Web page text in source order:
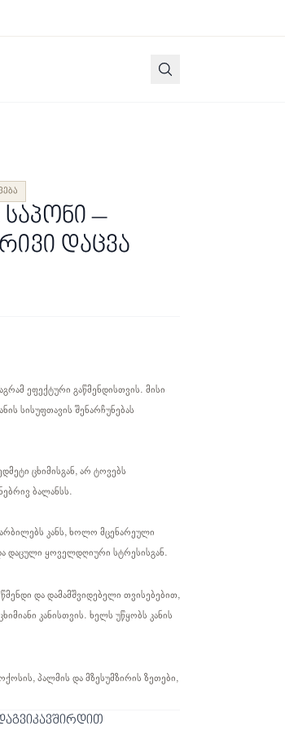
–
დაცვა
ეფექტური გაწმენდისთვის. მისი
სისუფთავის შენარჩუნებას
ცხიმისგან, არ ტოვებს
ბალანსს.
კანს, ხოლო მცენარეული
დაცული ყოველდღიური სტრესისგან.
და დამამშვიდებელი თვისებებით,
კანისთვის. ხელს უწყობს კანის
პალმის და მზესუმზირის ზეთები,